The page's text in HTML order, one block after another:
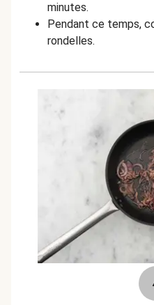
minutes.
Pendant ce temps,
rondelles.